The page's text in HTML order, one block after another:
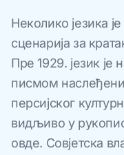
Неколико језика
сценарија за
Пре 1929. језик
писмом
персијског
видљиво у
овде. Совјетска